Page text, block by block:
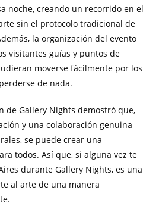
noche, creando un recorrido en el
sin el protocolo tradicional de
la organización del evento
visitantes guías y puntos de
moverse fácilmente por los
de nada.
de Gallery Nights demostró que,
y una colaboración genuina
se puede crear una
todos. Así que, si alguna vez te
durante Gallery Nights, es una
al arte de una manera